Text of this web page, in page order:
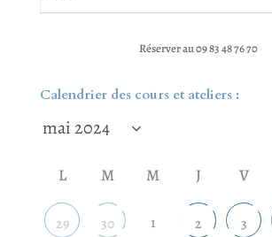
Réserver au 09 83 48 76 70
Calendrier des cours et ateliers :
L M M J V
29 30 1 2 3